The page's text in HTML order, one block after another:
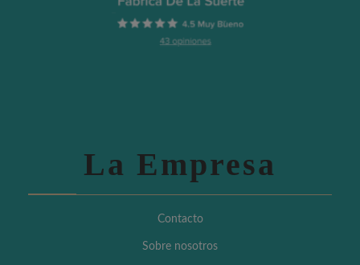
La Empresa
Contacto
Sobre nosotros